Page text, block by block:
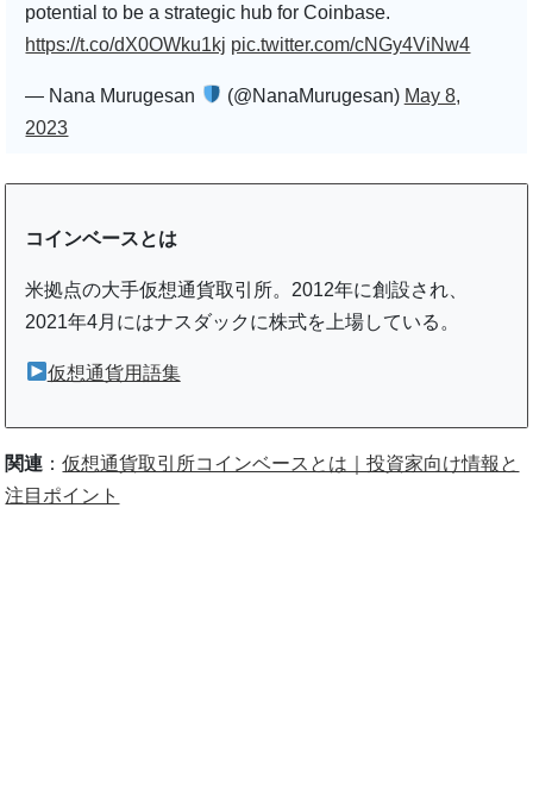
potential to be a strategic hub for Coinbase.
https://t.co/dX0OWku1kj pic.twitter.com/cNGy4ViNw4
— Nana Murugesan (@NanaMurugesan) May 8,
2023
コインベースとは
米拠点の大手仮想通貨取引所。2012年に創設され、
2021年4月にはナスダックに株式を上場している。
仮想通貨用語集
関連 ：仮想通貨取引所コインベースとは｜投資家向け情報と
注目ポイント